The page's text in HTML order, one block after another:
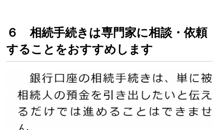
６ 相続手続きは専門家に相談・依頼
することをおすすめします